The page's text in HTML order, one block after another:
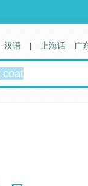
汉语 | 上海话 广